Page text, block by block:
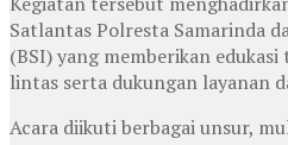
Satlantas Polresta Samarinda
(BSI) yang memberikan
lintas serta dukungan layanan
Acara diikuti berbagai unsur,